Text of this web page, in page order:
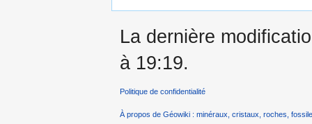
La dernière
à 19:19.
Politique de confidentialité
À propos de Géowiki : minéraux, cristaux, roches,